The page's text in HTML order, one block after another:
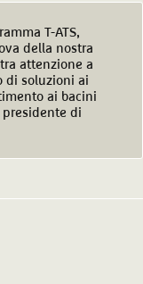
T-ATS,
della nostra
attenzione a
di soluzioni ai
ai bacini
di